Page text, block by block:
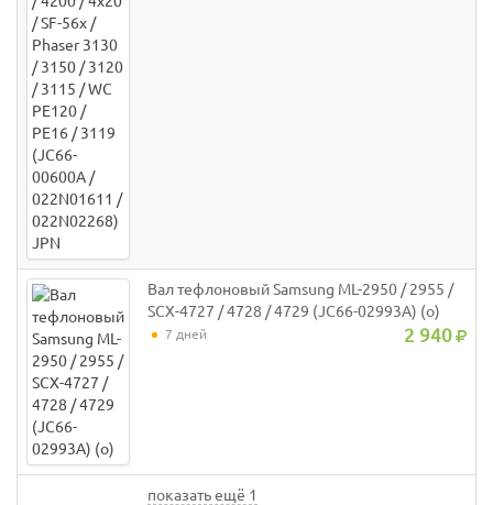
Вал тефлоновый Samsung ML-2950 / 2955 /
SCX-4727 / 4728 / 4729 (JC66-02993A) (o)
7 дней 2 940
показать ещё 1